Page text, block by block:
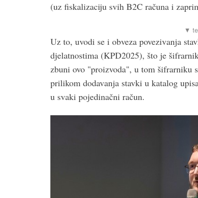
(uz fiskalizaciju svih B2C računa i
Uz to, uvodi se i obveza povezivanja
djelatnostima (KPD2025), što je
zbuni ovo "proizvoda", u tom šifrarniku
prilikom dodavanja stavki u katalog
u svaki pojedinačni račun.